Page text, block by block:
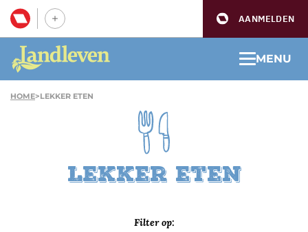
AANMELDEN
MENU
HOME>LEKKER ETEN
Lekker eten
Filter op: